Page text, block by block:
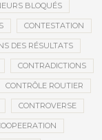
BLOQUÉS
CONTESTATION
DES RÉSULTATS
CONTRADICTIONS
CONTRÔLE ROUTIER
CONTROVERSE